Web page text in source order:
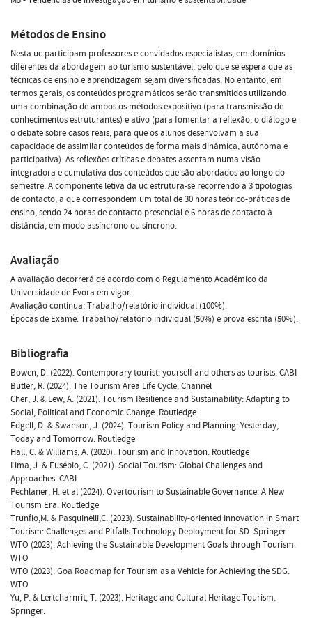
Métodos de Ensino
Nesta uc participam professores e convidados especialistas, em domínios
diferentes da abordagem ao turismo sustentável, pelo que se espera que as
técnicas de ensino e aprendizagem sejam diversificadas. No entanto, em
termos gerais, os conteúdos programáticos serão transmitidos utilizando
uma combinação de ambos os métodos expositivo (para transmissão de
conhecimentos estruturantes) e ativo (para fomentar a reflexão, o diálogo e
o debate sobre casos reais, para que os alunos desenvolvam a sua
capacidade de assimilar conteúdos de forma mais dinâmica, autónoma e
participativa). As reflexões críticas e debates assentam numa visão
integradora e cumulativa dos conteúdos que são abordados ao longo do
semestre. A componente letiva da uc estrutura-se recorrendo a 3 tipologias
de contacto, a que correspondem um total de 30 horas teórico-práticas de
ensino, sendo 24 horas de contacto presencial e 6 horas de contacto à
distância, em modo assíncrono ou síncrono.
Avaliação
A avaliação decorrerá de acordo com o Regulamento Académico da
Universidade de Évora em vigor.
Avaliação contínua: Trabalho/relatório individual (100%).
Épocas de Exame: Trabalho/relatório individual (50%) e prova escrita (50%).
Bibliografia
Bowen, D. (2022). Contemporary tourist: yourself and others as tourists. CABI
Butler, R. (2024). The Tourism Area Life Cycle. Channel
Cher, J. & Lew, A. (2021). Tourism Resilience and Sustainability: Adapting to
Social, Political and Economic Change. Routledge
Edgell, D. & Swanson, J. (2024). Tourism Policy and Planning: Yesterday,
Today and Tomorrow. Routledge
Hall, C. & Williams, A. (2020). Tourism and Innovation. Routledge
Lima, J. & Eusébio, C. (2021). Social Tourism: Global Challenges and
Approaches. CABI
Pechlaner, H. et al (2024). Overtourism to Sustainable Governance: A New
Tourism Era. Routledge
Trunfio,M. & Pasquinelli,C. (2023). Sustainability-oriented Innovation in Smart
Tourism: Challenges and Pitfalls Technology Deployment for SD. Springer
WTO (2023). Achieving the Sustainable Development Goals through Tourism.
WTO
WTO (2023). Goa Roadmap for Tourism as a Vehicle for Achieving the SDG.
WTO
Yu, P. & Lertcharnrit, T. (2023). Heritage and Cultural Heritage Tourism.
Springer.